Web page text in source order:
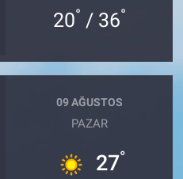
20° / 36°
09 AĞUSTOS
PAZAR
27°